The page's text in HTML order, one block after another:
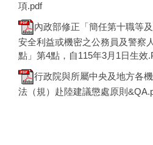
項.pdf
內政部修正「簡任第十職等
安全利益或機密之公務員及警察
點」第4點，自115年3月1日生效
行政院與所屬中央及地方各
法（規）赴陸建議懲處原則